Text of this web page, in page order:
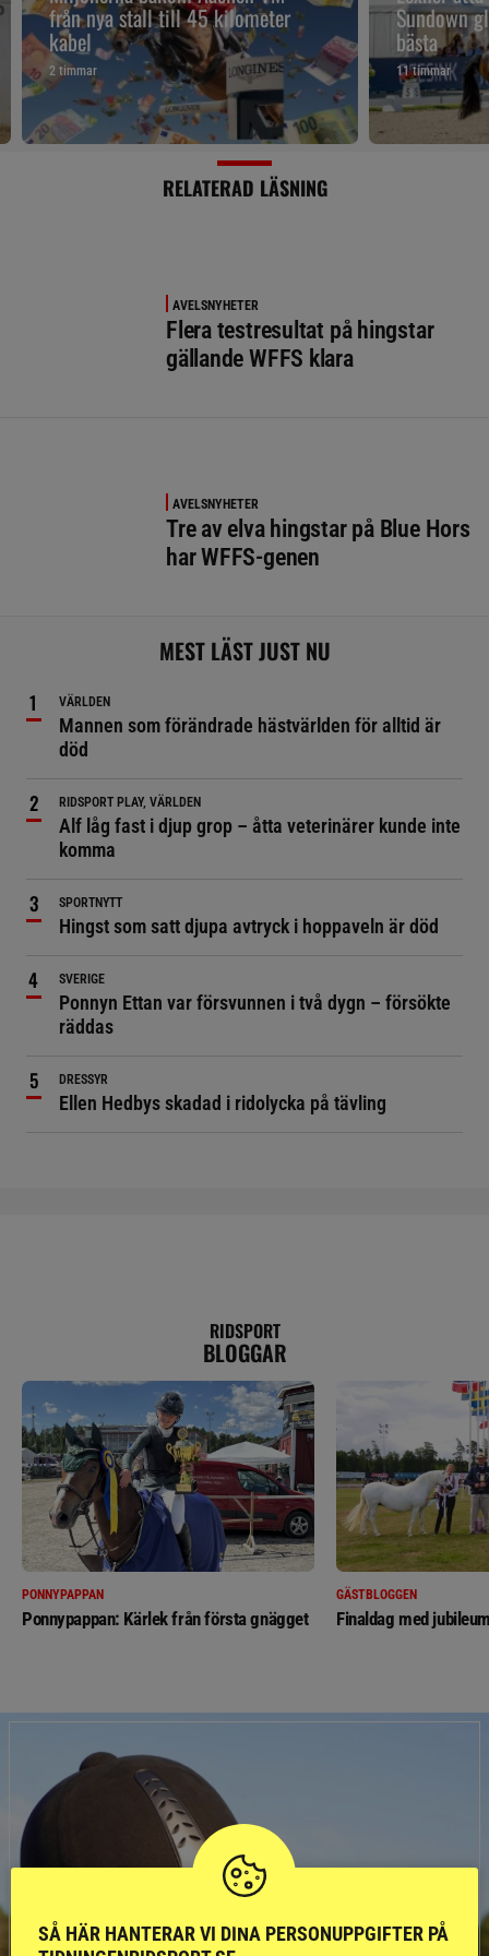
detta.
Källa: Animal Genetics samt Utrecht Universitet
från nya stall till 45 kilometer
kabel
2 timmar
Sundown
bästa
11 timmar
RELATERAD LÄSNING
AVELSNYHETER
Flera testresultat på hingstar
gällande WFFS klara
AVELSNYHETER
Tre av elva hingstar på Blue Hors
har WFFS-genen
MEST LÄST JUST NU
VÄRLDEN
Mannen som förändrade hästvärlden för alltid är
död
RIDSPORT PLAY, VÄRLDEN
Alf låg fast i djup grop – åtta veterinärer kunde inte
komma
SPORTNYTT
Hingst som satt djupa avtryck i hoppaveln är död
SVERIGE
Ponnyn Ettan var försvunnen i två dygn – försökte
räddas
DRESSYR
Ellen Hedbys skadad i ridolycka på tävling
RIDSPORT
BLOGGAR
PONNYPAPPAN
Ponnypappan: Kärlek från första gnägget
GÄSTBLOGGEN
Finaldag med
SÅ HÄR HANTERAR VI DINA PERSONUPPGIFTER PÅ